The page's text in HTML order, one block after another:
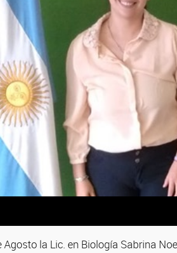
Agosto la Lic. en Biología Sabrina